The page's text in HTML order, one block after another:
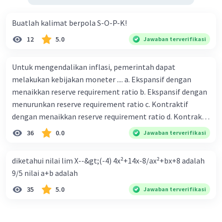
Buatlah kalimat berpola S-O-P-K!
12 5.0 Jawaban terverifikasi
Untuk mengendalikan inflasi, pemerintah dapat
melakukan kebijakan moneter .... a. Ekspansif dengan
menaikkan reserve requirement ratio b. Ekspansif dengan
menurunkan reserve requirement ratio c. Kontraktif
dengan menaikkan reserve requirement ratio d. Kontraktif
dengan menurunkan reserve requirement ratio e.
Ekspansif dengan menaikkan tingkat diskonto Bila Bank
ceteris paribus maka .... a. Menimbulkan inflasi di mana
bentuk kurva jumlah uang beredar (penawaran uang) naik
dari kiri bawah ke kanan atas b. Menimbulkan deflasi di
36 0.0 Jawaban terverifikasi
diketahui nilai lim X--&gt;(-4) 4x²+14x-8/ax²+bx+8 adalah
9/5 nilai a+b adalah
35 5.0 Jawaban terverifikasi